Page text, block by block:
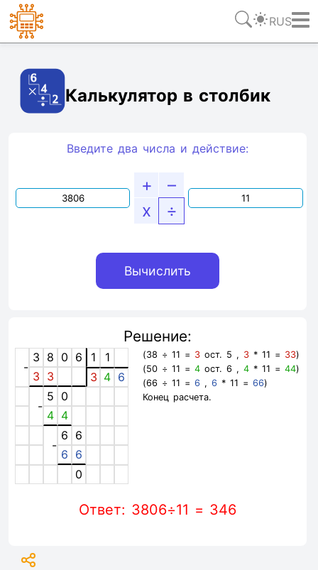
RUS
Калькулятор в столбик
Введите два числа и действие:
+
–
x
÷
Решение:
-
3 8 0 6 1
1
3 3 3 4 6
-
5 0
4 4
-
6 6
6 6
0
(38 ÷ 11 = 3 ост. 5 , 3 * 11 = 33)
(50 ÷ 11 =4 ост. 6 ,4 * 11 =44)
(66 ÷ 11 =6 ,6 * 11 =66)
Конец расчета.
Ответ: 3806÷11 = 346